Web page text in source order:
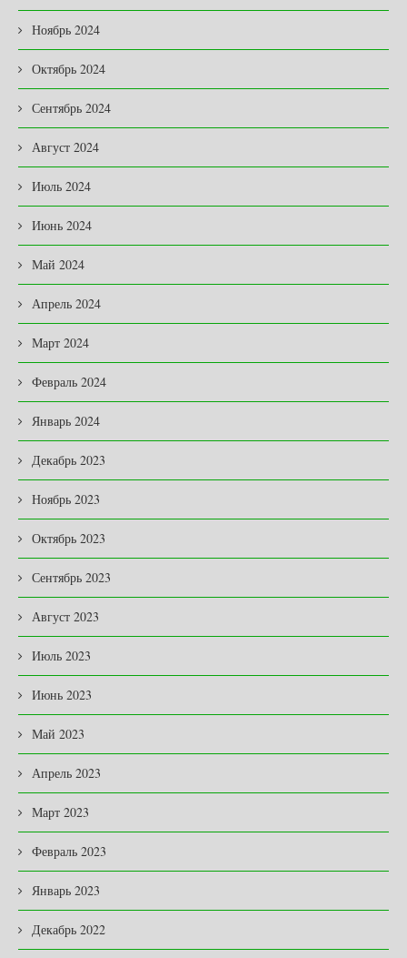
Ноябрь 2024
Октябрь 2024
Сентябрь 2024
Август 2024
Июль 2024
Июнь 2024
Май 2024
Апрель 2024
Март 2024
Февраль 2024
Январь 2024
Декабрь 2023
Ноябрь 2023
Октябрь 2023
Сентябрь 2023
Август 2023
Июль 2023
Июнь 2023
Май 2023
Апрель 2023
Март 2023
Февраль 2023
Январь 2023
Декабрь 2022